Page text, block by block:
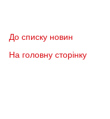
До списку новин
На головну сторінку